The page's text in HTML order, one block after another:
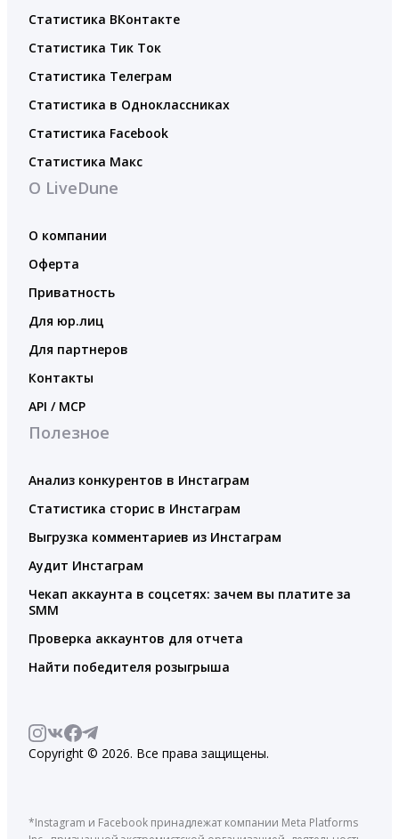
Статистика ВКонтакте
Статистика Тик Ток
Статистика Телеграм
Статистика в Одноклассниках
Статистика Facebook
Статистика Макс
О LiveDune
О компании
Оферта
Приватность
Для юр.лиц
Для партнеров
Контакты
API / MCP
Полезное
Анализ конкурентов в Инстаграм
Статистика сторис в Инстаграм
Выгрузка комментариев из Инстаграм
Аудит Инстаграм
Чекап аккаунта в соцсетях: зачем вы платите за
SMM
Проверка аккаунтов для отчета
Найти победителя розыгрыша
Copyright © 2026. Все права защищены.
*Instagram и Facebook принадлежат компании Meta Platforms